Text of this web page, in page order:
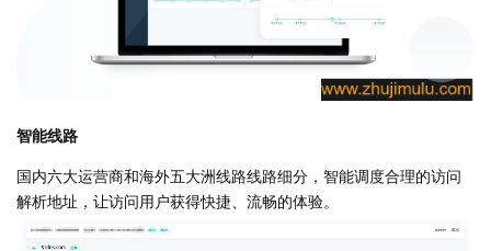
智能线路
国内六大运营商和海外五大洲线路线路细分，智能调度合理的访问
解析地址，让访问用户获得快捷、流畅的体验。